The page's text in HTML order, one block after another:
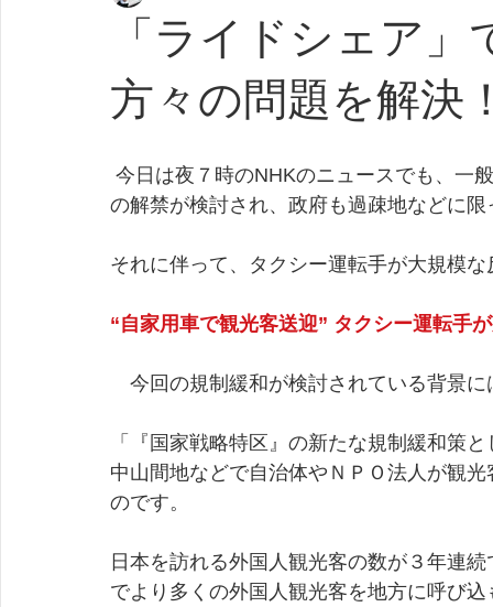
「ライドシェア
方々の問題を解決
の解禁が検討され、政府も過疎地などに
それに伴って、タクシー運転手が大規模
“自家用車で観光客送迎” タクシー運転手
今回の規制緩和が検討されている背景
「『国家戦略特区』の新たな規制緩和策
中山間地などで自治体やＮＰＯ法人が観
のです。
日本を訪れる外国人観光客の数が３年連
でより多くの外国人観光客を地方に呼び